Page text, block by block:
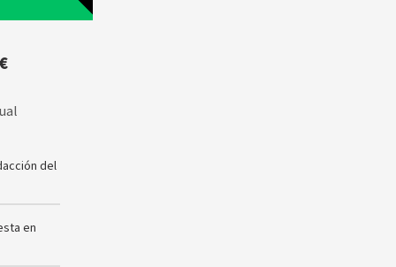
del
en